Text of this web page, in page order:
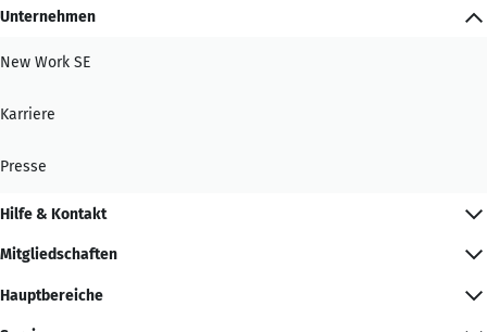
Unternehmen
New Work SE
Karriere
Presse
Hilfe & Kontakt
Mitgliedschaften
Hauptbereiche